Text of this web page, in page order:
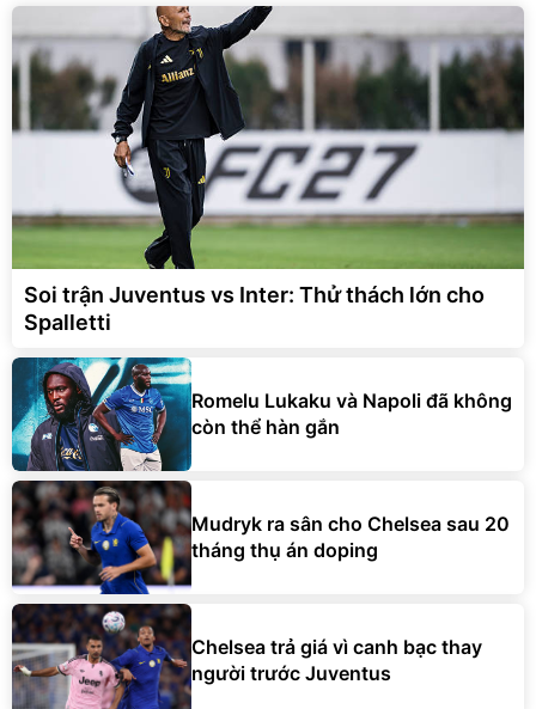
Soi trận Juventus vs Inter: Thử thách lớn cho
Spalletti
Romelu Lukaku và Napoli đã không
còn thể hàn gắn
Mudryk ra sân cho Chelsea sau 20
tháng thụ án doping
Chelsea trả giá vì canh bạc thay
người trước Juventus